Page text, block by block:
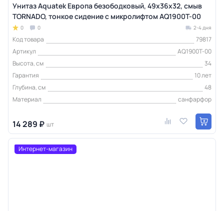
Унитаз Aquatek Европа безободковый, 49х36х32, смыв
TORNADO, тонкое сидение с микролифтом AQ1900T-00
0 0 2-4 дня
Код товара
79817
Артикул
AQ1900T-00
Высота, см
34
Гарантия
10 лет
Глубина, см
48
Материал
санфарфор
14 289 ₽ шт
Интернет-магазин